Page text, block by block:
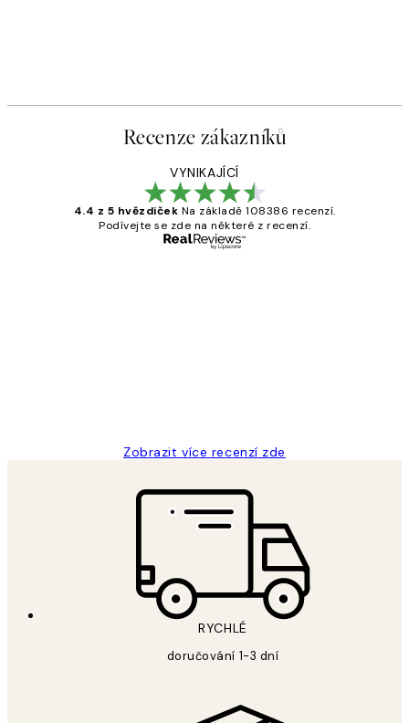
Recenze zákazníků
VYNIKAJÍCÍ
4.4 z 5 hvězdiček Na základě 108386 recenzí.
Podívejte se zde na některé z recenzí.
Zobrazit více recenzí zde
RYCHLÉ
doručování 1-3 dní